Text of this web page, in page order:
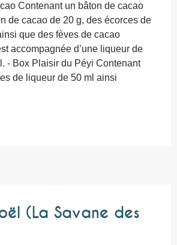
Contenant un bâton de cacao
de cacao de 20 g, des écorces de
que des fèves de cacao
accompagnée d’une liqueur de
- Box Plaisir du Péyi Contenant
de liqueur de 50 ml ainsi
(La Savane des